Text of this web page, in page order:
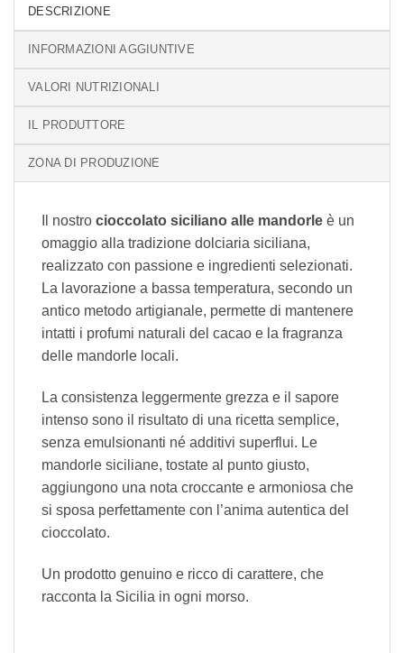
DESCRIZIONE
INFORMAZIONI AGGIUNTIVE
VALORI NUTRIZIONALI
IL PRODUTTORE
ZONA DI PRODUZIONE
Il nostro cioccolato siciliano alle mandorle è un
omaggio alla tradizione dolciaria siciliana,
realizzato con passione e ingredienti selezionati.
La lavorazione a bassa temperatura, secondo un
antico metodo artigianale, permette di mantenere
intatti i profumi naturali del cacao e la fragranza
delle mandorle locali.
La consistenza leggermente grezza e il sapore
intenso sono il risultato di una ricetta semplice,
senza emulsionanti né additivi superflui. Le
mandorle siciliane, tostate al punto giusto,
aggiungono una nota croccante e armoniosa che
si sposa perfettamente con l’anima autentica del
cioccolato.
Un prodotto genuino e ricco di carattere, che
racconta la Sicilia in ogni morso.